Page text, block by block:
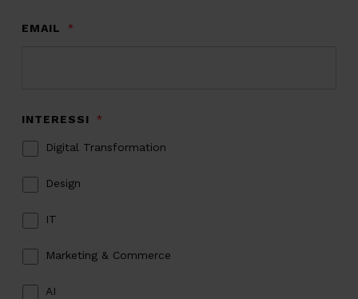
EMAIL *
INTERESSI *
Digital Transformation
Design
IT
Marketing & Commerce
AI